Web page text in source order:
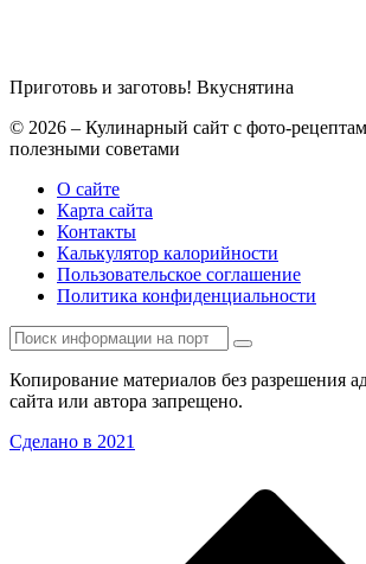
Приготовь и заготовь! Вкуснятина
© 2026 – Кулинарный сайт с фото-
полезными советами
О сайте
Карта сайта
Контакты
Калькулятор калорийности
Пользовательское соглашение
Политика конфиденциальности
Копирование материалов без разрешения
сайта или автора запрещено.
Сделано в 2021